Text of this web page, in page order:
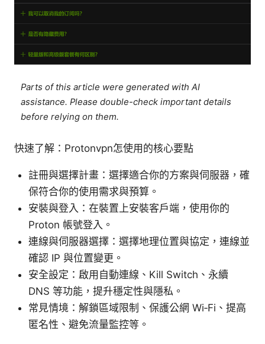
Parts of this article were generated with AI
assistance. Please double-check important details
before relying on them.
快速了解：Protonvpn怎使用的核心要點
註冊與選擇計畫：選擇適合你的方案與伺服器，確
保符合你的使用需求與預算。
安裝與登入：在裝置上安裝客戶端，使用你的
Proton 帳號登入。
連線與伺服器選擇：選擇地理位置與協定，連線並
確認 IP 與位置變更。
安全設定：啟用自動連線、Kill Switch、永續
DNS 等功能，提升穩定性與隱私。
常見情境：解鎖區域限制、保護公網 Wi‑Fi、提高
匿名性、避免流量監控等。